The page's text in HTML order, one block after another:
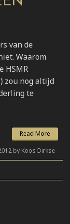
van de
Waarom
HSMR
zou nog altijd
te
Read More
by Koos Dirkse